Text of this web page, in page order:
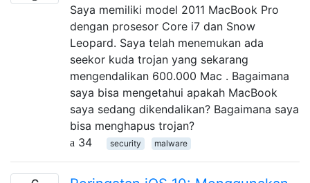
Saya memiliki model 2011 MacBook Pro
dengan prosesor Core i7 dan Snow
Leopard. Saya telah menemukan ada
seekor kuda trojan yang sekarang
mengendalikan 600.000 Mac . Bagaimana
saya bisa mengetahui apakah MacBook
saya sedang dikendalikan? Bagaimana saya
bisa menghapus trojan?
34
security malware